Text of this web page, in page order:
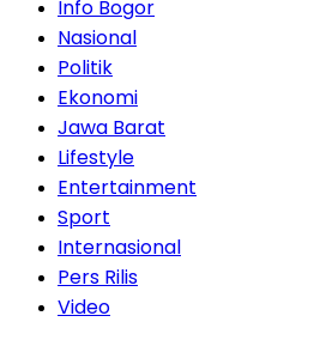
Info Bogor
Nasional
Politik
Ekonomi
Jawa Barat
Lifestyle
Entertainment
Sport
Internasional
Pers Rilis
Video